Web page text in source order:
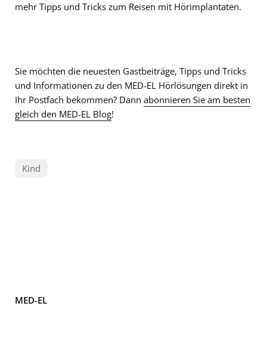
mehr Tipps und Tricks zum Reisen mit Hörimplantaten.
Sie möchten die neuesten Gastbeiträge, Tipps und Tricks
und Informationen zu den MED-EL Hörlösungen direkt in
Ihr Postfach bekommen? Dann abonnieren Sie am besten
gleich den MED-EL Blog!
Kind
MED-EL